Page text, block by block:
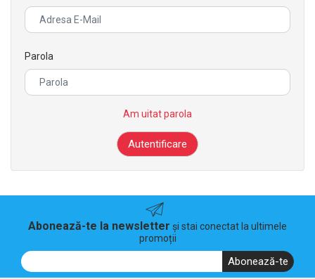
Parola
Am uitat parola
Abonează-te la newsletter și stai conectat la ultimele
promoții
Abonează-te